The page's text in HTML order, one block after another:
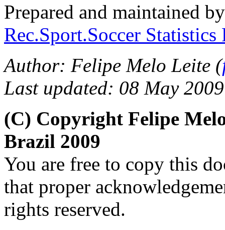
Prepared and maintained
Rec.Sport.Soccer
Author: Felipe Melo Leite (
Last updated: 08 May 2009
(C) Copyright Felipe
Brazil 2009
You are free to copy this
that proper
rights reserved.